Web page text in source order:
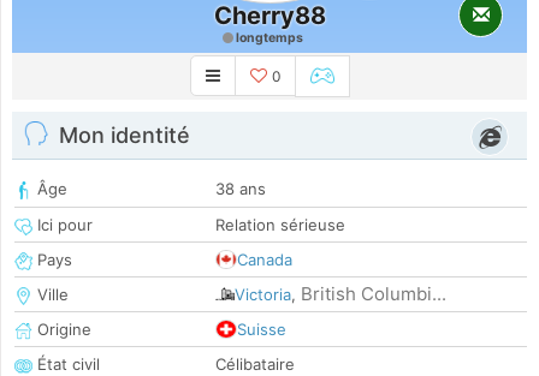
Cherry88
longtemps
0
Mon identité
Âge
38 ans
Ici pour
Relation sérieuse
Pays
Canada
Ville
Victoria, British Columbi...
Origine
Suisse
État civil
Célibataire